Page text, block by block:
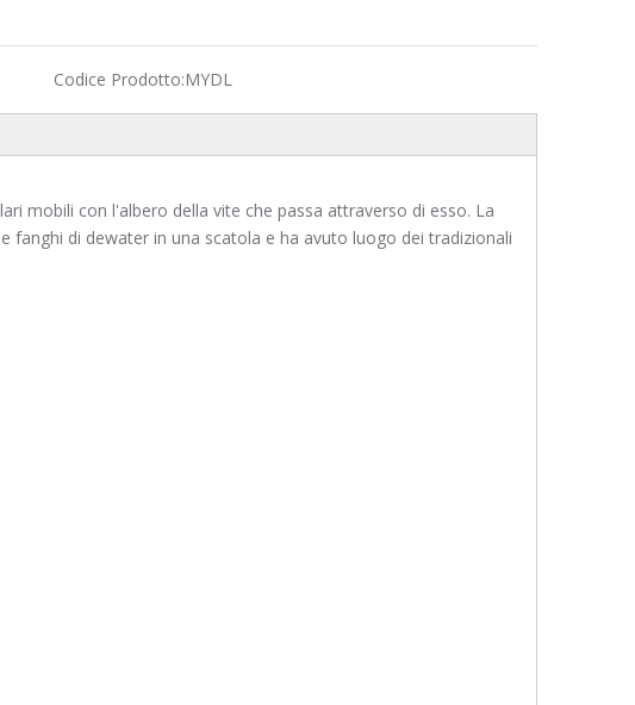
Codice Prodotto:MYDL
mobili con l'albero della vite che passa attraverso di esso. La
di dewater in una scatola e ha avuto luogo dei tradizionali